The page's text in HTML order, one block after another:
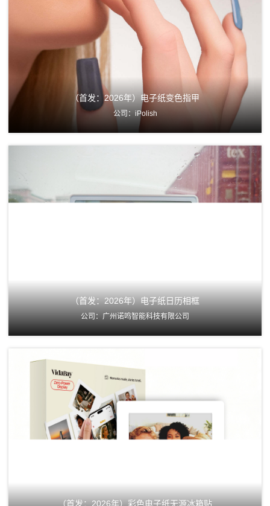
（首发：2026年）电子纸变色指甲
公司：iPolish
（首发：2026年）电子纸日历相框
公司：广州诺鸣智能科技有限公司
（首发：2026年）彩色电子纸无源冰箱贴